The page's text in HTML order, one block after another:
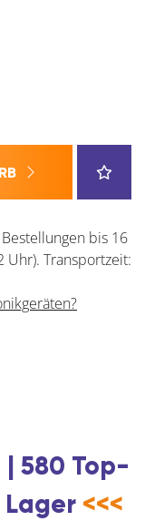
bis 16
Uhr). Transportzeit:
580 Top-
Lager <<<